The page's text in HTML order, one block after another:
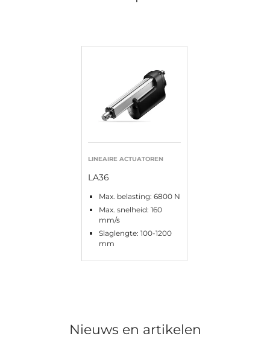
LINEAIRE ACTUATOREN
LA36
Max. belasting: 6800 N
Max. snelheid: 160
mm/s
Slaglengte: 100-1200
mm
Nieuws en artikelen